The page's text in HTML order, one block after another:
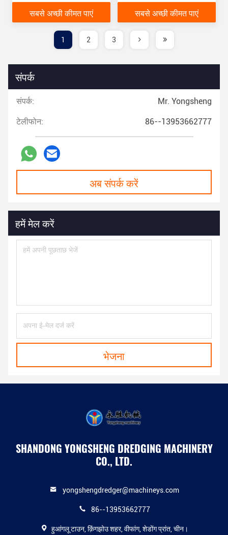
Machine is 50 tons
सबसे अच्छी कीमत पाएं सबसे अच्छी कीमत पाएं
1 2 3
संपर्क
संपर्क: Mr. Yongsheng
टेलीफोन: 86--13953662777
अब संपर्क करें
हमें मेल करें
भेजना
SHANDONG YONGSHENG DREDGING MACHINERY
CO., LTD.
yongshengdredger@machineys.com
86--13953662777
हुआंगलू टाउन, क़िंगझोउ शहर, वीफांग, शेडोंग प्रांत, चीन।